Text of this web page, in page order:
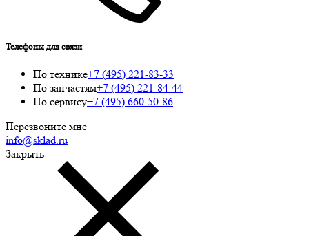
Телефоны для связи
По технике+7 (495) 221-83-33
По запчастям+7 (495) 221-84-44
По сервису+7 (495) 660-50-86
Перезвоните мне
info@sklad.ru
Закрыть